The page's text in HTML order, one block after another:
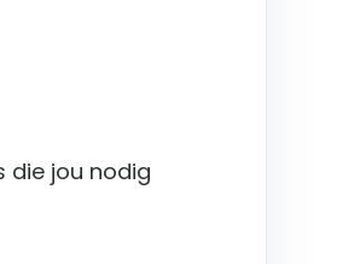
die jou nodig